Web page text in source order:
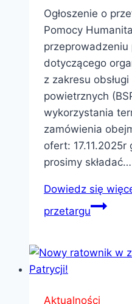
Ogłoszenie o
Pomocy
przeprowadzeniu
dotyczącego
z zakresu
powietrznych
wykorzystania
zamówienia
ofert:
prosimy składać…
Dowiedz się
przetargu
Aktualności